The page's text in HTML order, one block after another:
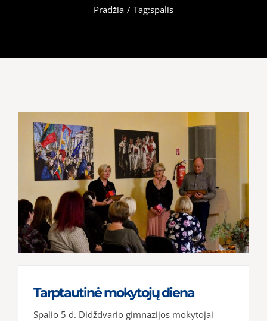
Pradžia / Tag:spalis
Tarptautinė mokytojų diena
Spalio 5 d. Didždvario gimnazijos mokytojai